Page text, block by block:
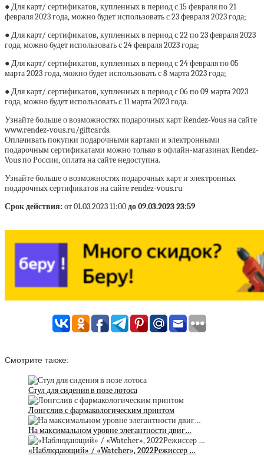
● Для карт/ сертификатов, купленных в период с 15 февраля по 21
февраля 2023 года, можно будет использовать с 23 февраля 2023 года;
● Для карт/ сертификатов, купленных в период с 22 по 23 февраля 2023
года, можно будет использовать с 24 февраля 2023 года;
● Для карт/ сертификатов, купленных в период с 24 февраля по 05
марта 2023 года, можно будет использовать с 8 марта 2023 года;
● Для карт/ сертификатов, купленных в период с 06 по 09 марта 2023
года, можно будет использовать с 11 марта 2023 года.
Узнайте больше о возможностях подарочных карт Rendez-Vous на сайте
www.rendez-vous.ru/giftcards.
Оплачивать покупки подарочными картами и электронными
подарочным сертификатами можно только в офлайн-магазинах Rendez-
Vous по России, оплата на сайте недоступна.
Узнайте больше о возможностях подарочных карт и электронных
подарочных сертификатов на сайте rendez-vous.ru
Срок действия: от 01.03.2023 11:00до 09.03.2023 23:59
Смотрите также:
Стул для сидения в позе лотоса
Лонгслив с фармакологическим принтом
На максимальном уровне элегантности двиг…
«Наблюдающий» / «Watcher», 2022Режиссер …